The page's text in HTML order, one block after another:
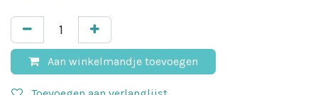
Aan winkelmandje toevoegen